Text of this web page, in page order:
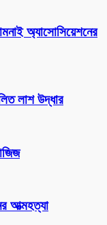
অ্যাসোসিয়েশনের
লাশ উদ্ধার
আত্মহত্যা